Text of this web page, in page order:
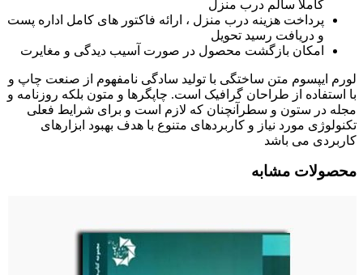
کاملا سالم درب منزل
پرداخت هزینه درب منزل ، ارائه فاکتور های کامل اداره پست
و دریافت رسید تحویل
امکان بازگشت محصول در صورت آسیب دیدگی و مغایرت
لورم ایپسوم متن ساختگی با تولید سادگی نامفهوم از صنعت چاپ و
با استفاده از طراحان گرافیک است. چاپگرها و متون بلکه روزنامه و
مجله در ستون و سطرآنچنان که لازم است و برای شرایط فعلی
تکنولوژی مورد نیاز و کاربردهای متنوع با هدف بهبود ابزارهای
کاربردی می باشد
محصولات مشابه